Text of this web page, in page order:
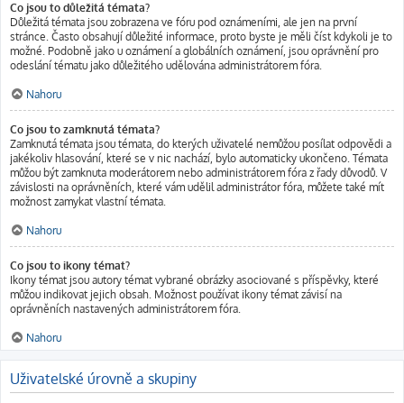
Co jsou to důležitá témata?
Důležitá témata jsou zobrazena ve fóru pod oznámeními, ale jen na první
stránce. Často obsahují důležité informace, proto byste je měli číst kdykoli je to
možné. Podobně jako u oznámení a globálních oznámení, jsou oprávnění pro
odeslání tématu jako důležitého udělována administrátorem fóra.
Nahoru
Co jsou to zamknutá témata?
Zamknutá témata jsou témata, do kterých uživatelé nemůžou posílat odpovědi a
jakékoliv hlasování, které se v nic nachází, bylo automaticky ukončeno. Témata
můžou být zamknuta moderátorem nebo administrátorem fóra z řady důvodů. V
závislosti na oprávněních, které vám udělil administrátor fóra, můžete také mít
možnost zamykat vlastní témata.
Nahoru
Co jsou to ikony témat?
Ikony témat jsou autory témat vybrané obrázky asociované s příspěvky, které
můžou indikovat jejich obsah. Možnost používat ikony témat závisí na
oprávněních nastavených administrátorem fóra.
Nahoru
Uživatelské úrovně a skupiny